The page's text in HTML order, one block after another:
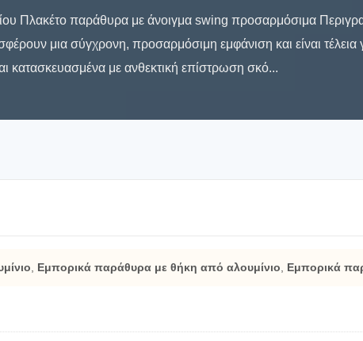
Πλακέτο παράθυρα με άνοιγμα swing προσαρμόσιμα
μια σύγχρονη, προσαρμόσιμη εμφάνιση και είναι τέλεια
κατασκευασμένα με ανθεκτική επίστρωση σκό...
Εμπορικά παράθυρα με θήκη από αλουμίνιο Εμπορικά